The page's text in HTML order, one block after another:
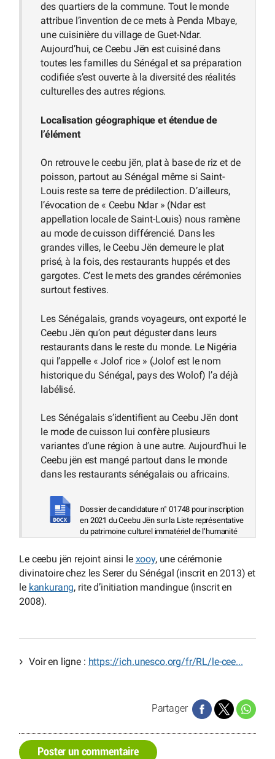
des quartiers de la commune. Tout le monde
attribue l’invention de ce mets à Penda Mbaye,
une cuisinière du village de Guet-Ndar.
Aujourd’hui, ce Ceebu Jën est cuisiné dans
toutes les familles du Sénégal et sa préparation
codifiée s’est ouverte à la diversité des réalités
culturelles des autres régions.
Localisation géographique et étendue de
l’élément
On retrouve le ceebu jën, plat à base de riz et de
poisson, partout au Sénégal même si Saint-
Louis reste sa terre de prédilection. D’ailleurs,
l’évocation de « Ceebu Ndar » (Ndar est
appellation locale de Saint-Louis) nous ramène
au mode de cuisson différencié. Dans les
grandes villes, le Ceebu Jën demeure le plat
prisé, à la fois, des restaurants huppés et des
gargotes. C’est le mets des grandes cérémonies
surtout festives.
Les Sénégalais, grands voyageurs, ont exporté le
Ceebu Jën qu’on peut déguster dans leurs
restaurants dans le reste du monde. Le Nigéria
qui l’appelle « Jolof rice » (Jolof est le nom
historique du Sénégal, pays des Wolof) l’a déjà
labélisé.
Les Sénégalais s’identifient au Ceebu Jën dont
le mode de cuisson lui confère plusieurs
variantes d’une région à une autre. Aujourd’hui le
Ceebu jën est mangé partout dans le monde
dans les restaurants sénégalais ou africains.
Dossier de candidature n° 01748 pour inscription
en 2021 du Ceebu Jën sur la Liste représentative
du patrimoine culturel immatériel de l’humanité
Le ceebu jën rejoint ainsi le xooy, une cérémonie
divinatoire chez les Serer du Sénégal (inscrit en 2013) et
le kankurang, rite d’initiation mandingue (inscrit en
2008).
Voir en ligne : https://ich.unesco.org/fr/RL/le-cee...
Partager
Poster un commentaire